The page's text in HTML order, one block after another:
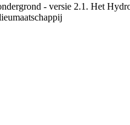
- versie 2.1. Het